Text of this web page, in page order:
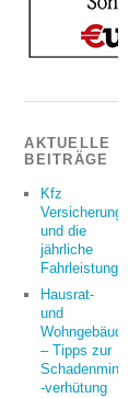
AKTUELLE
BEITRÄGE
Kfz
Versicherung
und die
jährliche
Fahrleistung
Hausrat-
und
– Tipps zur
-verhütung